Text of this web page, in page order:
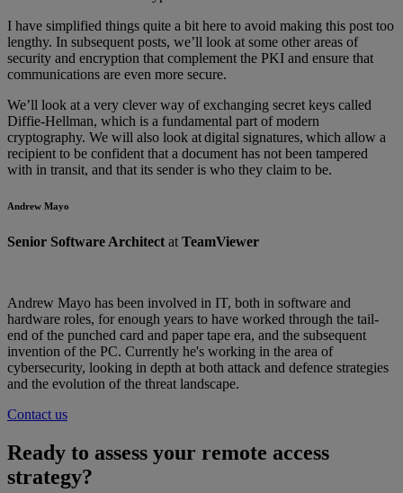
I have simplified things quite a bit here to avoid making this post too
lengthy. In subsequent posts, we’ll look at some other areas of
security and encryption that complement the PKI and ensure that
communications are even more secure.
We’ll look at a very clever way of exchanging secret keys called
Diffie-Hellman, which is a fundamental part of modern
cryptography. We will also look at digital signatures, which allow a
recipient to be confident that a document has not been tampered
with in transit, and that its sender is who they claim to be.
Andrew Mayo
Senior Software Architect atTeamViewer
Andrew Mayo has been involved in IT, both in software and
hardware roles, for enough years to have worked through the tail-
end of the punched card and paper tape era, and the subsequent
invention of the PC. Currently he's working in the area of
cybersecurity, looking in depth at both attack and defence strategies
and the evolution of the threat landscape.
Contact us
Ready to assess your remote access
strategy?